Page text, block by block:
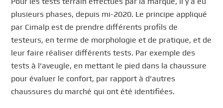
plusieurs phases, depuis mi-2020. Le principe appliqué
par Cimalp est de prendre différents profils de
testeurs, en terme de morphologie et de pratique, et de
leur faire réaliser différents tests. Par exemple des
tests à l’aveugle, en mettant le pied dans la chaussure
pour évaluer le confort, par rapport à d’autres
chaussures du marché qui ont été identifiées.